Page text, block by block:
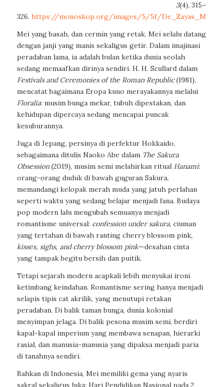
3(4), 315–
326. https://monoskop.org/images/5/5f/
Mei yang basah, dan cermin yang retak. Mei selalu datang
dengan janji yang manis sekaligus getir. Dalam imajinasi
peradaban lama, ia adalah bulan ketika dunia seolah
sedang memaafkan dirinya sendiri. H. H. Scullard dalam
Festivals and Ceremonies of the Roman Republic(1981),
mencatat bagaimana Eropa kuno merayakannya melalui
Floralia: musim bunga mekar, tubuh dipestakan, dan
kehidupan dipercaya sedang mencapai puncak
kesuburannya.
Juga di Jepang, persinya di perfektur Hokkaido,
sebagaimana ditulis Naoko Abe dalam The Sakura
Obsession(2019), musim semi melahirkan ritual Hanami:
orang-orang duduk di bawah guguran Sakura,
memandangi kelopak merah muda yang jatuh perlahan
seperti waktu yang sedang belajar menjadi fana. Budaya
pop modern lalu mengubah semuanya menjadi
romantisme universal: confession under sakura, ciuman
yang tertahan di bawah ranting cherry blossom pink,
kisses, sighs, and cherry blossom pink—desahan cinta
yang tampak begitu bersih dan puitik.
Tetapi sejarah modern acapkali lebih menyukai ironi
ketimbang keindahan. Romantisme sering hanya menjadi
selapis tipis cat akrilik, yang menutupi retakan
peradaban. Di balik taman bunga, dunia kolonial
menyimpan jelaga. Di balik pesona musim semi, berdiri
kapal-kapal imperium yang membawa senapan, hierarki
rasial, dan manusia-manusia yang dipaksa menjadi paria
di tanahnya sendiri.
Bahkan di Indonesia, Mei memiliki gema yang nyaris
sakral sekaligus luka: Hari Pendidikan Nasional pada 2